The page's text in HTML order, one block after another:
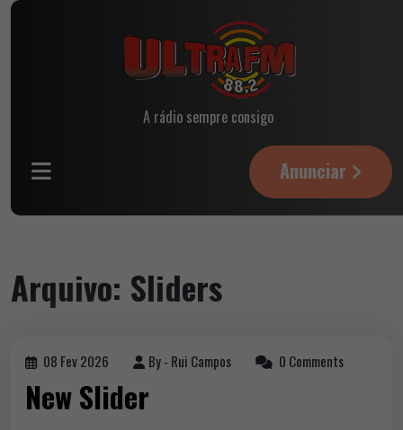
A rádio sempre consigo
Anunciar
Arquivo: Sliders
08 Fev 2026 By - Rui Campos 0 Comments
New Slider